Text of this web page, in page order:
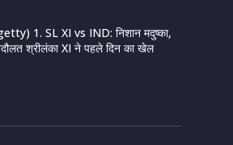
1. SL XI vs IND: निशान मदुष्का,
श्रीलंका XI ने पहले दिन का खेल